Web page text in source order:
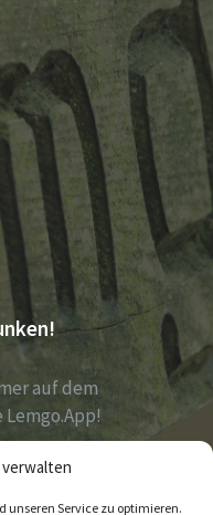
unseren Service zu optimieren.
auf dem